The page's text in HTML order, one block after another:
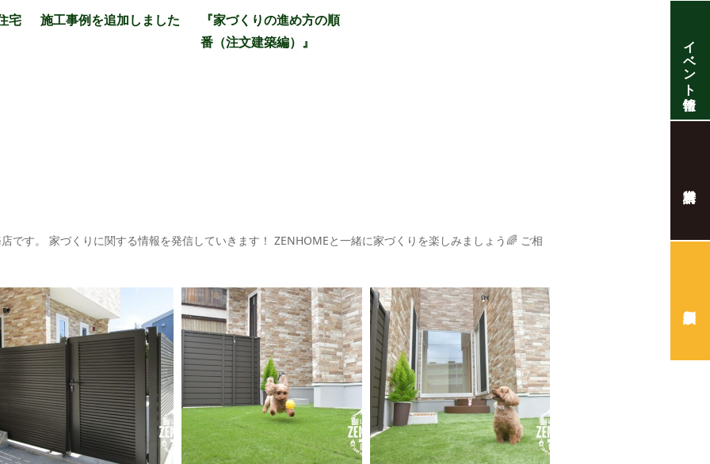
イベント情報
宅 施工事例を追加しました
『家づくりの進め方の順
番（注文建築編）』
です。 家づくりに関する情報を発信していきます！ ZENHOMEと一緒に家づくりを楽しみましょう🌈 ご相